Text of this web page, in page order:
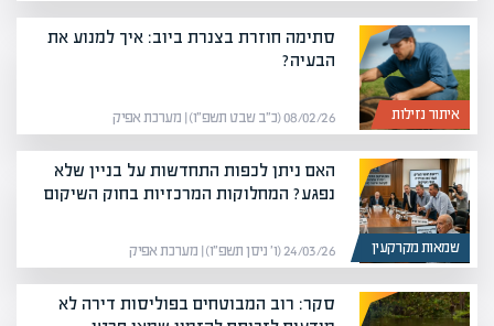
איתור נזילות
סתימה חוזרת בצנרת ביוב: איך למנוע את
הבעיה?
08/02/26 (כ״ב שבט תשפ״ו) | מערכת אפיק
שמאות מקרקעין
האם ניתן לכפות התחדשות על בניין שלא
נפגע? המחלוקות המרכזיות בחוק השיקום
24/03/26 (ו׳ ניסן תשפ״ו) | מערכת אפיק
סקר: רוב המבוטחים בפוליסות דירה לא